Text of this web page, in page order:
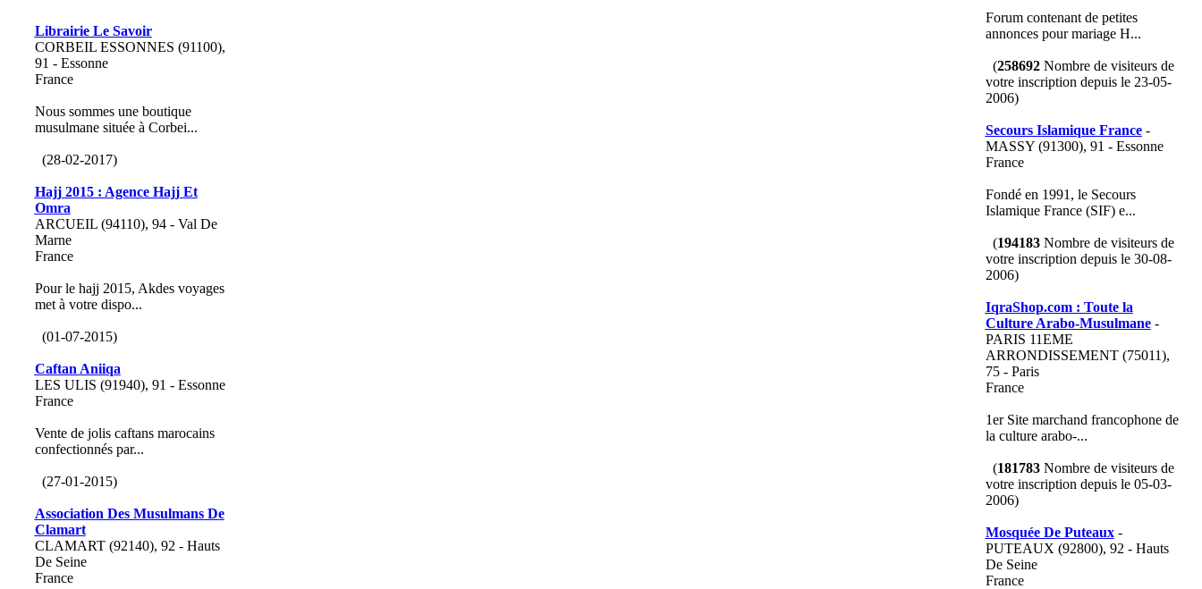
Librairie Le Savoir
CORBEIL ESSONNES (91100),
91 - Essonne
France
Nous sommes une boutique
musulmane située à Corbei...
(28-02-2017)
Hajj 2015 : Agence Hajj Et
Omra
ARCUEIL (94110), 94 - Val De
Marne
France
Pour le hajj 2015, Akdes voyages
met à votre dispo...
(01-07-2015)
Caftan Aniiqa
LES ULIS (91940), 91 - Essonne
France
Vente de jolis caftans marocains
confectionnés par...
(27-01-2015)
Association Des Musulmans De
Clamart
CLAMART (92140), 92 - Hauts
De Seine
France
Forum contenant de petites
annonces pour mariage H...
(258692Nombre de visiteurs de
votre inscription depuis le 23-05-
2006)
Secours Islamique France-
MASSY (91300), 91 - Essonne
France
Fondé en 1991, le Secours
Islamique France (SIF) e...
(194183Nombre de visiteurs de
votre inscription depuis le 30-08-
2006)
IqraShop.com : Toute la
Culture Arabo-Musulmane-
PARIS 11EME
ARRONDISSEMENT (75011),
75 - Paris
France
1er Site marchand francophone de
la culture arabo-...
(181783Nombre de visiteurs de
votre inscription depuis le 05-03-
2006)
Mosquée De Puteaux-
PUTEAUX (92800), 92 - Hauts
De Seine
France